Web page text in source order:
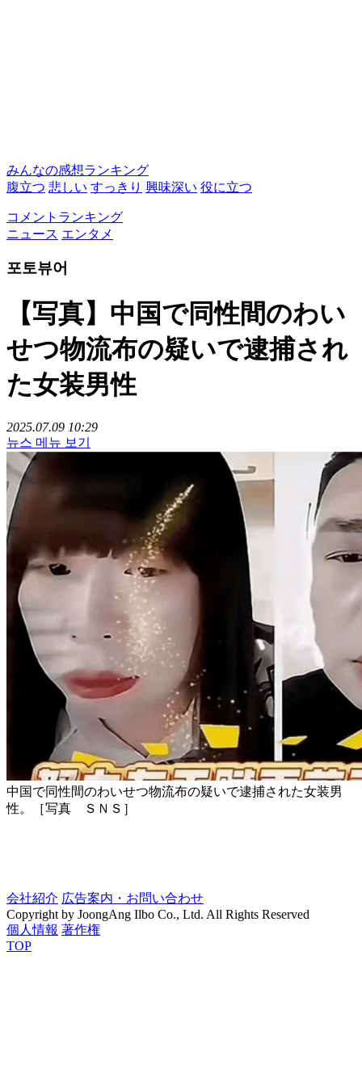
みんなの感想ランキング
腹立つ 悲しい すっきり 興味深い 役に立つ
コメントランキング
ニュース エンタメ
포토뷰어
【写真】中国で同性間のわい
せつ物流布の疑いで逮捕され
た女装男性
2025.07.09 10:29
뉴스 메뉴 보기
中国で同性間のわいせつ物流布の疑いで逮捕された女装男
性。［写真 ＳＮＳ］ ​
会社紹介 広告案内・お問い合わせ
Copyright by JoongAng Ilbo Co., Ltd. All Rights Reserved
個人情報 著作権
TOP